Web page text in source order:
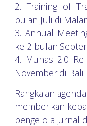
2. Training of
bulan Juli di
3. Annual
ke-2 bulan
4. Munas 2.0
November di Bali.
Rangkaian
memberikan
pengelola jurnal